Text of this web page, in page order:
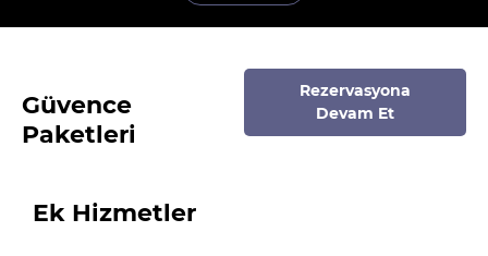
Güvence
Paketleri
Rezervasyona
Devam Et
Ek Hizmetler